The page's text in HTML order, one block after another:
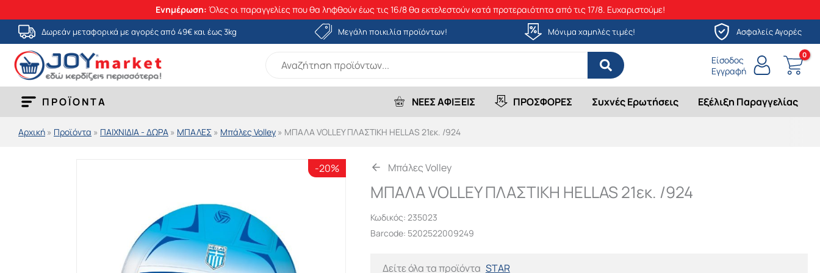
Ενημέρωση: Όλες οι παραγγελίες που θα ληφθούν έως τις 16/8 θα εκτελεστούν κατά προτεραιότητα από τις 17/8. Ευχαριστούμε!
Μετάβαση
στο
περιεχόμενο
Δωρεάν μεταφορικά με αγορές από 49€ και έως 3kg Μεγάλη ποικιλία προϊόντων! Μόνιμα χαμηλές τιμές! Ασφαλείς Αγορές
Είσοδος
Εγγραφή
ΠΡΟΪΟΝΤΑ ΝΕΕΣ ΑΦΙΞΕΙΣ ΠΡΟΣΦΟΡΕΣ Συχνές Ερωτήσεις Εξέλιξη Παραγγελίας
Αρχική » Προϊόντα » ΠΑΙΧΝΙΔΙΑ - ΔΩΡΑ » ΜΠΑΛΕΣ » Μπάλες Volley » ΜΠΑΛΑ VOLLEY ΠΛΑΣΤΙΚΗ HELLAS 21εκ. /924
-20% Μπάλες Volley
ΜΠΑΛΑ VOLLEY ΠΛΑΣΤΙΚΗ HELLAS 21εκ. /924
Κωδικός: 235023
Barcode: 5202522009249
Δείτε όλα τα προϊόντα STAR